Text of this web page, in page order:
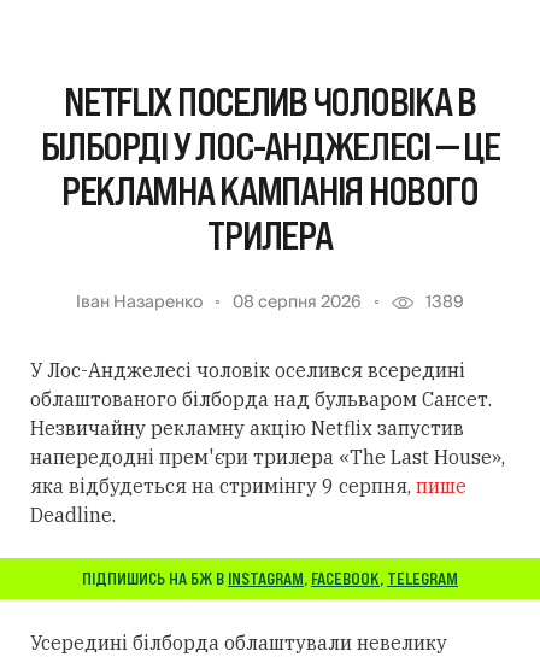
NETFLIX ПОСЕЛИВ ЧОЛОВІКА В
БІЛБОРДІ У ЛОС-АНДЖЕЛЕСІ — ЦЕ
РЕКЛАМНА КАМПАНІЯ НОВОГО
ТРИЛЕРА
Іван Назаренко 08 серпня 2026 1389
У Лос-Анджелесі чоловік оселився всередині
облаштованого білборда над бульваром Сансет.
Незвичайну рекламну акцію Netflix запустив
напередодні прем'єри трилера «The Last House»,
яка відбудеться на стримінгу 9 серпня, пише
Deadline.
ПІДПИШИСЬ НА БЖ В INSTAGRAM, FACEBOOK, TELEGRAM
Усередині білборда облаштували невелику